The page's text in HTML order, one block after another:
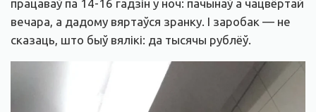
працаваў па 14-16 гадзін у ноч: пачынаў а чацвёртай
вечара, а дадому вяртаўся зранку. І заробак — не
сказаць, што быў вялікі: да тысячы рублёў.